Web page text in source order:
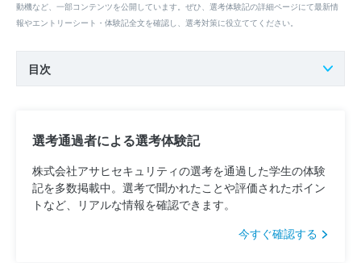
動機など、一部コンテンツを公開しています。ぜひ、選考体験記の詳細ページにて最新情
報やエントリーシート・体験記全文を確認し、選考対策に役立ててください。
目次
選考通過者による選考体験記
株式会社アサヒセキュリティの選考を通過した学生の体験
記を多数掲載中。選考で聞かれたことや評価されたポイン
トなど、リアルな情報を確認できます。
今すぐ確認する